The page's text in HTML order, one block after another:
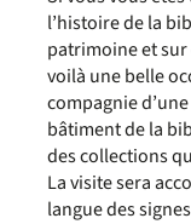
l’histoire de la
patrimoine et sur
voilà une belle
compagnie
bâtiment de la
des collections
La visite sera
langue des